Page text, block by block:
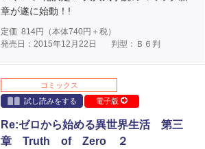
章が遂に始動！!
定価 814円（本体740円＋税）
発売日：2015年12月22日
判型：Ｂ６判
コミックス
試し読みをする
電子版
Re:ゼロから始める異世界生活 第三
章 Truth of Zero ２